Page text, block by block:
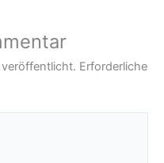
Erforderliche